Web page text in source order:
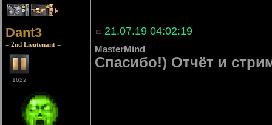
1 3
Dant3
= 2nd Lieutenant =
1622
21.07.19 04:02:19
MasterMind
Спасибо!) Отчёт и